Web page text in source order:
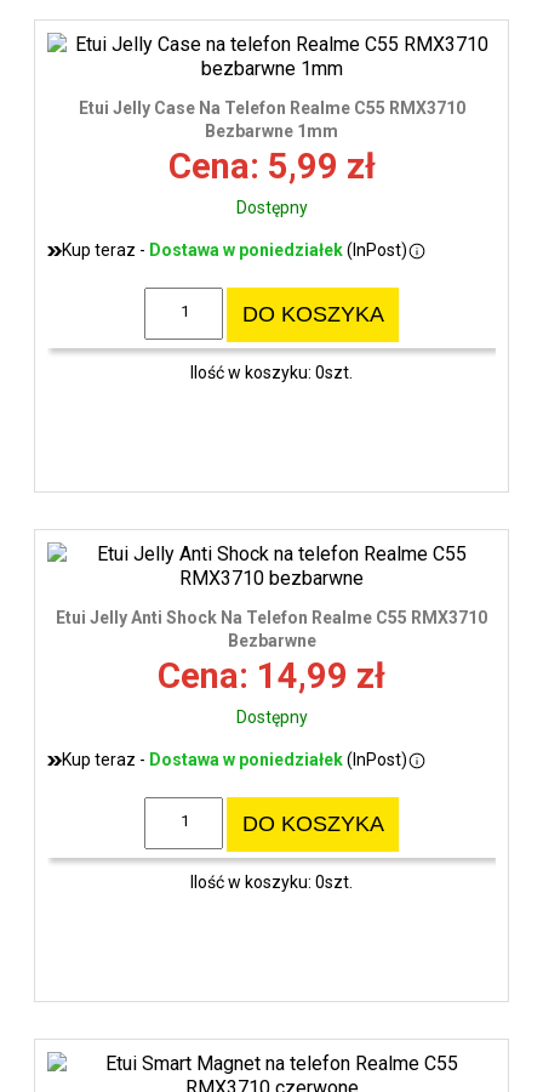
Etui Jelly Case Na Telefon Realme C55 RMX3710
Bezbarwne 1mm
Cena: 5,99 zł
Dostępny
Kup teraz - Dostawa w poniedziałek(InPost)
DO KOSZYKA
Ilość w koszyku: 0szt.
Etui Jelly Anti Shock Na Telefon Realme C55 RMX3710
Bezbarwne
Cena: 14,99 zł
Dostępny
Kup teraz - Dostawa w poniedziałek(InPost)
DO KOSZYKA
Ilość w koszyku: 0szt.